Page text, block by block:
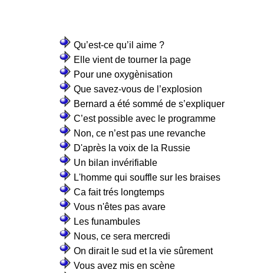
Qu’est-ce qu’il aime ?
Elle vient de tourner la page
Pour une oxygènisation
Que savez-vous de l’explosion
Bernard a été sommé de s’expliquer
C’est possible avec le programme
Non, ce n’est pas une revanche
D'après la voix de la Russie
Un bilan invérifiable
L'homme qui souffle sur les braises
Ca fait trés longtemps
Vous n'êtes pas avare
Les funambules
Nous, ce sera mercredi
On dirait le sud et la vie sûrement
Vous avez mis en scène